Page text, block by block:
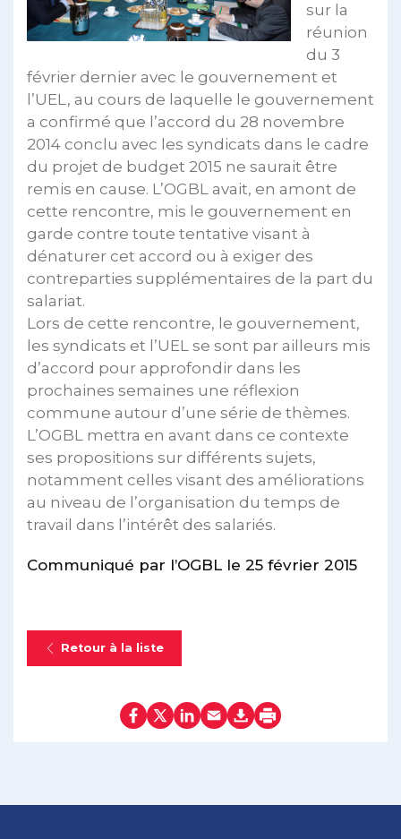
sur la
réunion
du 3
février dernier avec le gouvernement et
l’UEL, au cours de laquelle le gouvernement
a confirmé que l’accord du 28 novembre
2014 conclu avec les syndicats dans le cadre
du projet de budget 2015 ne saurait être
remis en cause. L’OGBL avait, en amont de
cette rencontre, mis le gouvernement en
garde contre toute tentative visant à
dénaturer cet accord ou à exiger des
contreparties supplémentaires de la part du
salariat.
Lors de cette rencontre, le gouvernement,
les syndicats et l’UEL se sont par ailleurs mis
d’accord pour approfondir dans les
prochaines semaines une réflexion
commune autour d’une série de thèmes.
L’OGBL mettra en avant dans ce contexte
ses propositions sur différents sujets,
notamment celles visant des améliorations
au niveau de l’organisation du temps de
travail dans l’intérêt des salariés.
Communiqué par l’OGBL le 25 février 2015
Retour à la liste